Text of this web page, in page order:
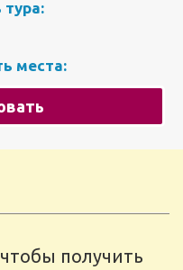
тура:
места:
получить